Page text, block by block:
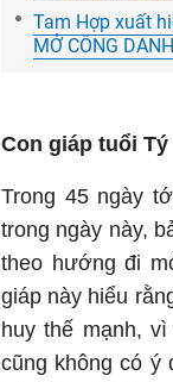
Tam Hợp xuất
MỞ CÔNG
Con giáp tuổi Tý
Trong 45 ngày
trong ngày này,
theo hướng đi
giáp này hiểu
huy thế mạnh,
cũng không có ý